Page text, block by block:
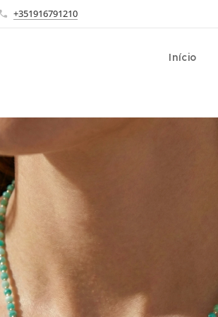
+351916791210
Início